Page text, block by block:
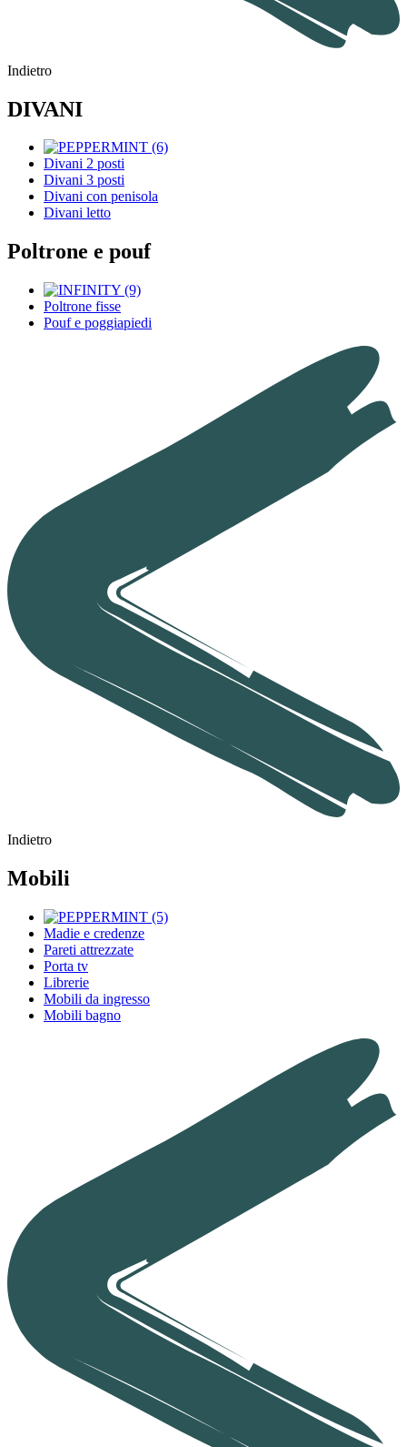
Indietro
DIVANI
Divani 2 posti
Divani 3 posti
Divani con penisola
Divani letto
Poltrone e pouf
Poltrone fisse
Pouf e poggiapiedi
Indietro
Mobili
Madie e credenze
Pareti attrezzate
Porta tv
Librerie
Mobili da ingresso
Mobili bagno